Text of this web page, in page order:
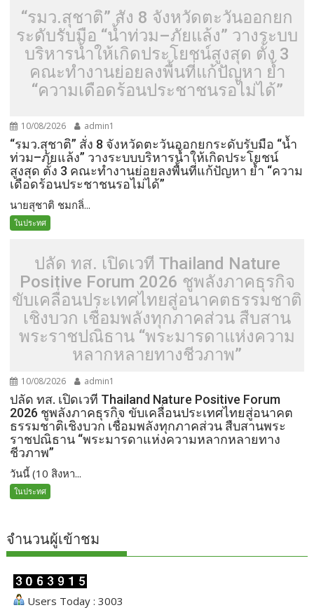
“รมว.สุชาติ” สั่ง 8 จังหวัดตะวันออกยก
ระดับรับมือ “น้ำท่วม–ภัยแล้ง” วางระบบ
บริหารน้ำให้เกิดประโยชน์สูงสุด ตั้ง 3
คณะทำงานย่อยลงพื้นที่แก้ปัญหา ย้ำ
“ความเดือดร้อนประชาชนรอไม่ได้”
10/08/2026 admin1
“รมว.สุชาติ” สั่ง 8 จังหวัดตะวันออกยกระดับรับมือ “น้ำ
ท่วม–ภัยแล้ง” วางระบบบริหารน้ำให้เกิดประโยชน์
สูงสุด ตั้ง 3 คณะทำงานย่อยลงพื้นที่แก้ปัญหา ย้ำ “ความ
เดือดร้อนประชาชนรอไม่ได้”
นายสุชาติ ชมกลิ่...
ในประทศ
ปลัด ทส. เปิดเวที Thailand Nature
Positive Forum 2026 ชูพลังภาคธุรกิจ
ขับเคลื่อนประเทศไทยสู่อนาคตธรรมชาติ
เชิงบวก เชื่อมพลังทุกภาคส่วน สืบสาน
พระราชปณิธาน “พระมารดาแห่งความ
หลากหลายทางชีวภาพ”
10/08/2026 admin1
ปลัด ทส. เปิดเวที Thailand Nature Positive Forum
2026 ชูพลังภาคธุรกิจ ขับเคลื่อนประเทศไทยสู่อนาคต
ธรรมชาติเชิงบวก เชื่อมพลังทุกภาคส่วน สืบสานพระ
ราชปณิธาน “พระมารดาแห่งความหลากหลายทาง
ชีวภาพ”
วันนี้ (10 สิงหา...
ในประทศ
จำนวนผู้เข้าชม
Users Today : 3003